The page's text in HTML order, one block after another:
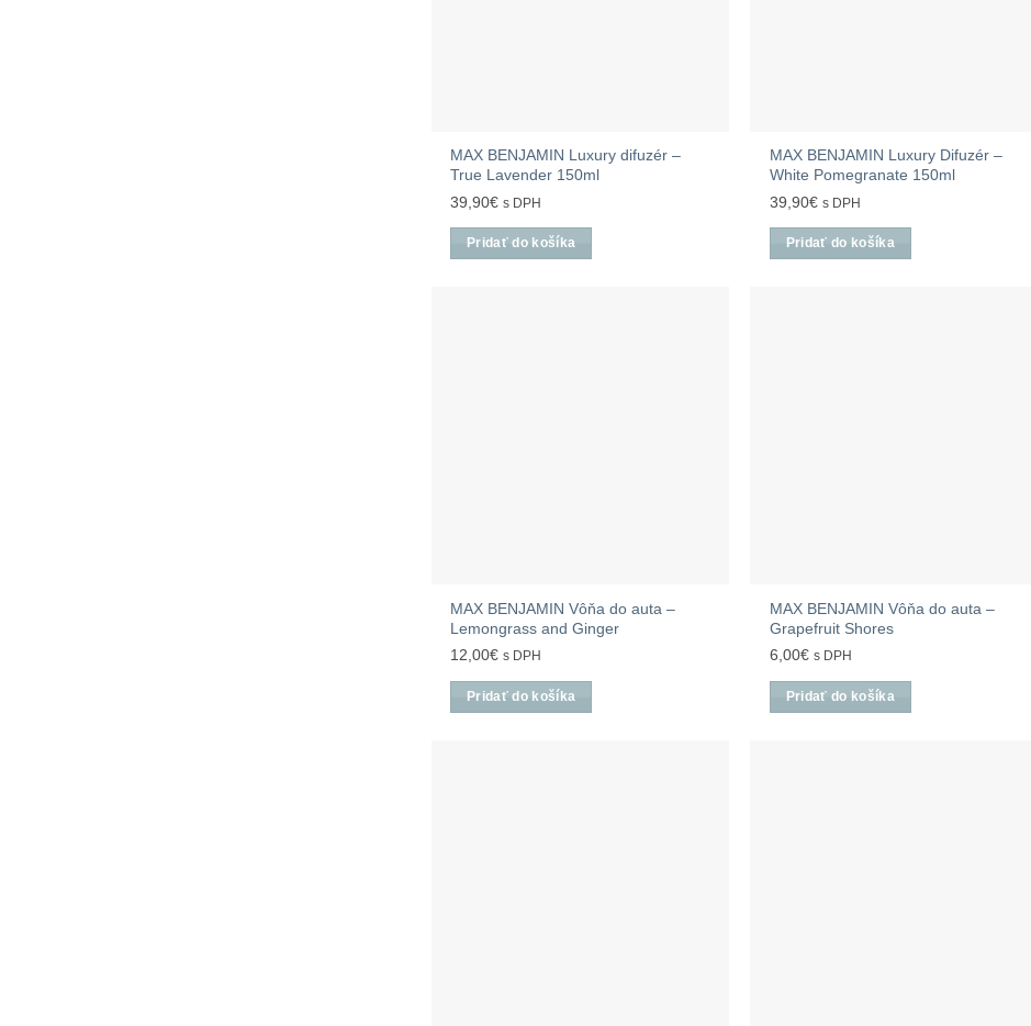
MAX BENJAMIN Luxury difuzér –
True Lavender 150ml
39,90€ s DPH
Pridať do košíka
MAX BENJAMIN Luxury Difuzér –
White Pomegranate 150ml
39,90€ s DPH
Pridať do košíka
MAX BENJAMIN Vôňa do auta –
Lemongrass and Ginger
12,00€ s DPH
Pridať do košíka
MAX BENJAMIN Vôňa do auta –
Grapefruit Shores
6,00€ s DPH
Pridať do košíka